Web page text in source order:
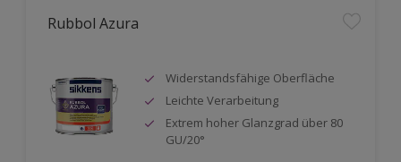
Rubbol Azura
Widerstandsfähige Oberfläche
Leichte Verarbeitung
Extrem hoher Glanzgrad über 80
GU/20°